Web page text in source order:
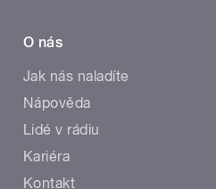
O nás
Jak nás naladíte
Nápověda
Lidé v rádiu
Kariéra
Kontakt